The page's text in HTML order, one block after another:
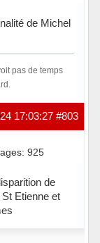
de Michel
pas de temps
#803
17:03:27
925
de
Etienne et